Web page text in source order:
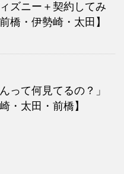
ズニー＋契約してみ
橋・伊勢崎・太田】
って何見てるの？」
・太田・前橋】